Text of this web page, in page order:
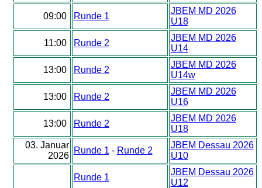
09:00 Runde 1
JBEM MD 2026
U18
11:00 Runde 2
JBEM MD 2026
U14
13:00 Runde 2
JBEM MD 2026
U14w
13:00 Runde 2
JBEM MD 2026
U16
13:00 Runde 2
JBEM MD 2026
U18
03. Januar
2026
Runde 1 - Runde 2
JBEM Dessau 2026
U10
Runde 1
JBEM Dessau 2026
U12